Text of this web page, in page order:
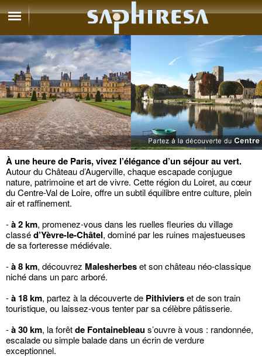
À une heure de Paris, vivez l’élégance d’un séjour au vert.
Autour du Château d’Augerville, chaque escapade conjugue
nature, patrimoine et art de vivre. Cette région du Loiret, au cœur
du Centre-Val de Loire, offre un subtil équilibre entre culture, plein
air et raffinement.
-à 2 km, promenez-vous dans les ruelles fleuries du village
classéd’Yèvre-le-Châtel, dominé par les ruines majestueuses
de sa forteresse médiévale.
-à 8 km, découvrez Malesherbeset son château néo-classique
niché dans un parc arboré.
-à 18 km, partez à la découverte de Pithivierset de son train
touristique, ou laissez-vous tenter par sa célèbre pâtisserie.
-à 30 km, la forêtde Fontainebleaus’ouvre à vous : randonnée,
escalade ou simple balade dans un écrin de verdure
exceptionnel.